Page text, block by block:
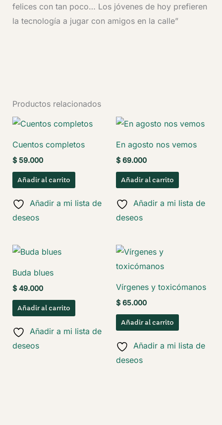
felices con tan poco… Los jóvenes de hoy prefieren
la tecnología a jugar con amigos en la calle”
Productos relacionados
Cuentos completos
$59.000
Añadir al carrito
Añadir a mi lista de
deseos
En agosto nos vemos
$ 69.000
Añadir al carrito
Añadir a mi lista de
deseos
Buda blues
$49.000
Añadir al carrito
Añadir a mi lista de
deseos
Vírgenes y toxicómanos
$ 65.000
Añadir al carrito
Añadir a mi lista de
deseos